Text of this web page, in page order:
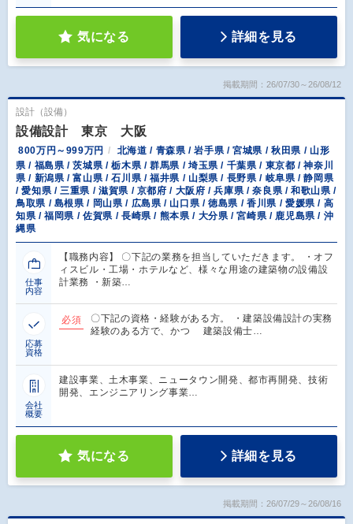
気になる 詳細を見る
掲載期間：26/07/30～26/08/12
設計（設備）
設備設計 東京 大阪
800万円～999万円
北海道 / 青森県 / 岩手県 / 宮城県 / 秋田県 / 山形
県 / 福島県 / 茨城県 / 栃木県 / 群馬県 / 埼玉県 / 千葉県 / 東京都 / 神奈川
県 / 新潟県 / 富山県 / 石川県 / 福井県 / 山梨県 / 長野県 / 岐阜県 / 静岡県
/ 愛知県 / 三重県 / 滋賀県 / 京都府 / 大阪府 / 兵庫県 / 奈良県 / 和歌山県 /
鳥取県 / 島根県 / 岡山県 / 広島県 / 山口県 / 徳島県 / 香川県 / 愛媛県 / 高
知県 / 福岡県 / 佐賀県 / 長崎県 / 熊本県 / 大分県 / 宮崎県 / 鹿児島県 / 沖
縄県
仕事
内容
【職務内容】 〇下記の業務を担当していただきます。 ・オフ
ィスビル・工場・ホテルなど、様々な用途の建築物の設備設
計業務 ・新築…
応募
資格
必須
〇下記の資格・経験がある方。 ・建築設備設計の実務
経験のある方で、かつ 建築設備士…
会社
概要
建設事業、土木事業、ニュータウン開発、都市再開発、技術
開発、エンジニアリング事業…
気になる 詳細を見る
掲載期間：26/07/29～26/08/16